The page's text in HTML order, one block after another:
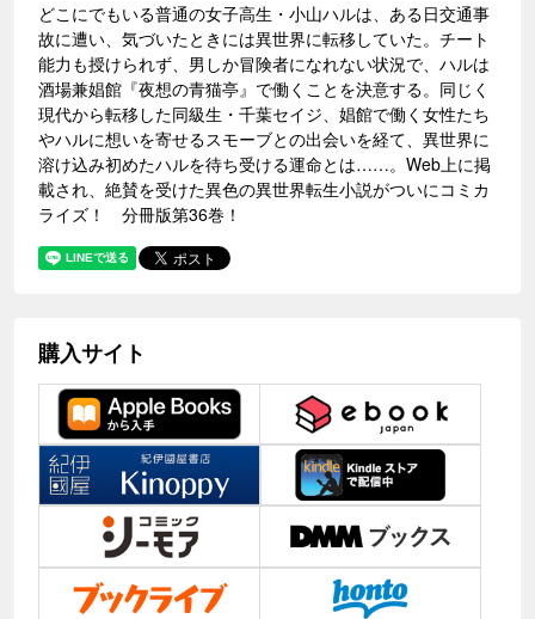
どこにでもいる普通の女子高生・小山ハルは、ある日交通事
故に遭い、気づいたときには異世界に転移していた。チート
能力も授けられず、男しか冒険者になれない状況で、ハルは
酒場兼娼館『夜想の青猫亭』で働くことを決意する。同じく
現代から転移した同級生・千葉セイジ、娼館で働く女性たち
やハルに想いを寄せるスモーブとの出会いを経て、異世界に
溶け込み初めたハルを待ち受ける運命とは……。Web上に掲
載され、絶賛を受けた異色の異世界転生小説がついにコミカ
ライズ！ 分冊版第36巻！
購入サイト